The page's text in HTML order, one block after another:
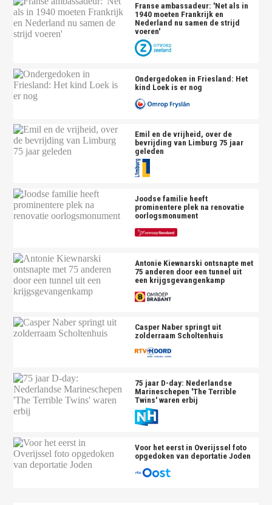
Franse ambassadeur: 'Net als in
1940 moeten Frankrijk en
Nederland nu samen de strijd
voeren'
Ondergedoken in Friesland: Het
kind Loek is er nog
Emil en de vrijheid, over de
bevrijding van Limburg 75 jaar
geleden
Joodse familie heeft
prominentere plek na renovatie
oorlogsmonument
Antonie Kiewnarski ontsnapte met
75 anderen door een tunnel uit
een krijgsgevangenkamp
Casper Naber springt uit
zolderraam Scholtenhuis
75 jaar D-day: Nederlandse
Marineschepen 'The Terrible
Twins' waren erbij
Voor het eerst in Overijssel foto
opgedoken van deportatie Joden